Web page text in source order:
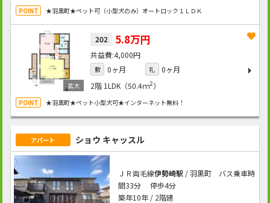
★羽黒町★ペット可（小型犬のみ）オートロック１ＬＤＫ
202 5.8万円
4,000円
敷 0ヶ月 礼
0ヶ月
2階 1LDK（50.4ｍ2）
★羽黒町★ペット小型犬可★インターネット無料！
アパート ショウ キャッスル
ＪＲ両毛線伊勢崎駅/ 羽黒町 バス乗車時
間33分 停歩4分
築年10年 / 2階建